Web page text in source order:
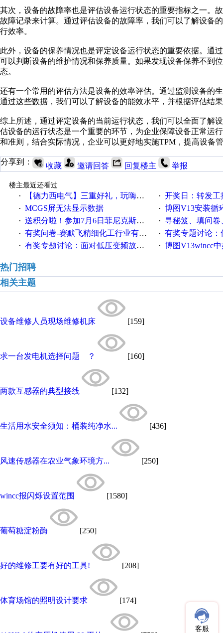
其次，设备的故障率也是评估设备运行状态的重要指标之一。
故障记录来计算。通过评估设备的故障率，我们可以了解设备
行效率。
此外，设备的保养情况也是评定设备运行状态的重要依据。通
可以判断设备的维护情况和保养质量。如果发现设备保养不到
态。
还有一个常用的评估方法是设备的效率评估。通过监测设备的
通过这些数据，我们可以了解设备的能效水平，并根据评估结
综上所述，通过评定设备的当前运行状态，我们可以全面了解
估设备的运行状态是一个重要的环节，为企业保障设备正常运
和准则，结合实际情况，企业可以更好地实施TPM，提高设备
分享到： 收藏 邀请回答 回复楼主 举报
楼主最近还看过
·
【德力西电气】三重好礼，玩嗨夏日！ · 开奖日：转发工控速派
· MCGS屏无法显示数据 · 博图V13安装循环重启
· 送积分啦！参加7月6日菲尼克斯在线研讨会即得 · 寻秘笈、填问卷
· 有奖问卷-赛默飞精细化工行业有奖调查来袭！ · 有奖专题讨论：伺服选择
· 有奖专题讨论：面对低压变频故障，老手是这样解决的！ · 博图V13wincc中如何
热门招聘
相关主题
设备维修人员现场维修机床 [159]
求一台发电机选择问题 ？ [160]
两款互感器的典型接线 [132]
生活用水安全须知：桶装纯净水... [436]
风速传感器在农业气象环境方... [250]
wincc报闪烁设置范围 [1580]
葡萄糖淀粉酶 [250]
好的维修工要有好的工具! [208]
体育场馆的照明设计要求 [174]
客服